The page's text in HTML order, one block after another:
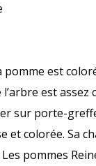
est
est assez
sur porte-
et colorée. Sa
pommes